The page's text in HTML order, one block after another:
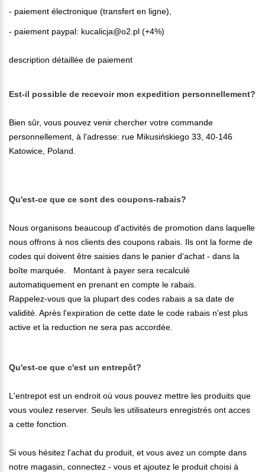
- paiement électronique (transfert en ligne),
- paiement paypal: kucalicja@o2.pl (+4%)
description détaillée de paiement
Est-il possible de recevoir mon expedition personnellement?
Bien sûr, vous pouvez venir chercher votre commande
personnellement, à l'adresse: rue Mikusińskiego 33, 40-146
Katowice, Poland.
Qu'est-ce que ce sont des coupons-rabais?
Nous organisons beaucoup d'activités de promotion dans laquelle
nous offrons à nos clients des coupons rabais. Ils ont la forme de
codes qui doivent être saisies dans le panier d'achat - dans la
boîte marquée. Montant à payer sera recalculé
automatiquement en prenant en compte le rabais.
Rappelez-vous que la plupart des codes rabais a sa date de
validité. Après l'expiration de cette date le code rabais n'est plus
active et la reduction ne sera pas accordée.
Qu'est-ce que c'est un entrepôt?
L'entrepot est un endroit où vous pouvez mettre les produits que
vous voulez reserver. Seuls les utilisateurs enregistrés ont acces
a cette fonction.
Si vous hésitez l'achat du produit, et vous avez un compte dans
notre magasin, connectez - vous et ajoutez le produit choisi à